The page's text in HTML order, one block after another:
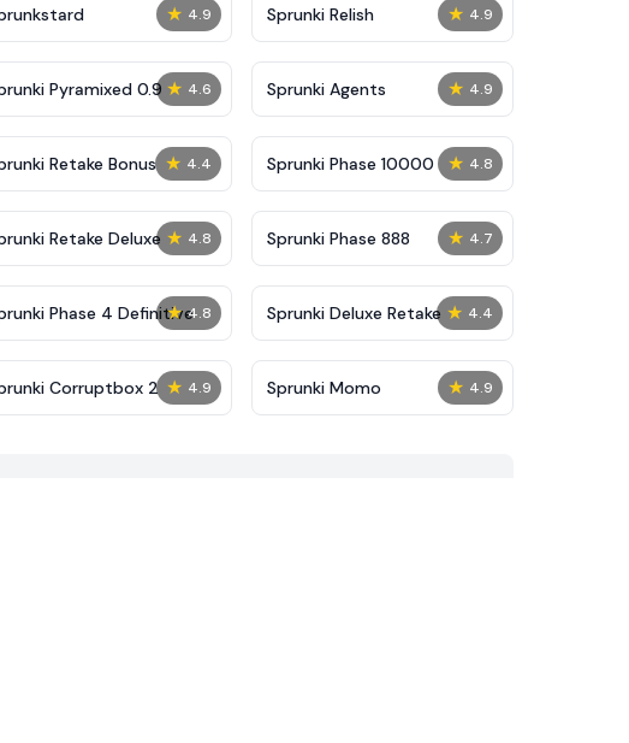
★ 4.9 ★ 4.9
Sprunki Relish
★ 4.6
Pyramixed 0.9 ★ 4.9
Sprunki Agents
★ 4.4
Retake Bonus ★ 4.8
Sprunki Phase 10000
★ 4.8
Retake Deluxe ★ 4.7
Sprunki Phase 888
★ 4.8
Phase 4 Definitive ★ 4.4
Sprunki Deluxe Retake
★ 4.9
Corruptbox 2 ★ 4.9
Sprunki Momo